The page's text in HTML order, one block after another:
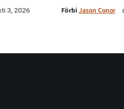
3, 2026 Förbi Jason Conor